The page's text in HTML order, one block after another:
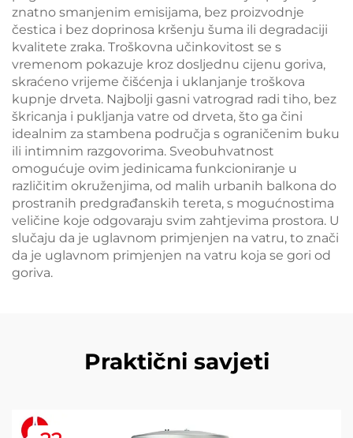
znatno smanjenim emisijama, bez proizvodnje
čestica i bez doprinosa kršenju šuma ili degradaciji
kvalitete zraka. Troškovna učinkovitost se s
vremenom pokazuje kroz dosljednu cijenu goriva,
skraćeno vrijeme čišćenja i uklanjanje troškova
kupnje drveta. Najbolji gasni vatrograd radi tiho, bez
škricanja i pukljanja vatre od drveta, što ga čini
idealnim za stambena područja s ograničenim buku
ili intimnim razgovorima. Sveobuhvatnost
omogućuje ovim jedinicama funkcioniranje u
različitim okruženjima, od malih urbanih balkona do
prostranih predgrađanskih tereta, s mogućnostima
veličine koje odgovaraju svim zahtjevima prostora. U
slučaju da je uglavnom primjenjen na vatru, to znači
da je uglavnom primjenjen na vatru koja se gori od
goriva.
Praktični savjeti